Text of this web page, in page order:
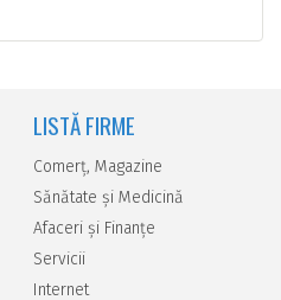
LISTĂ FIRME
Comerţ, Magazine
Sănătate şi Medicină
Afaceri şi Finanţe
Servicii
Internet